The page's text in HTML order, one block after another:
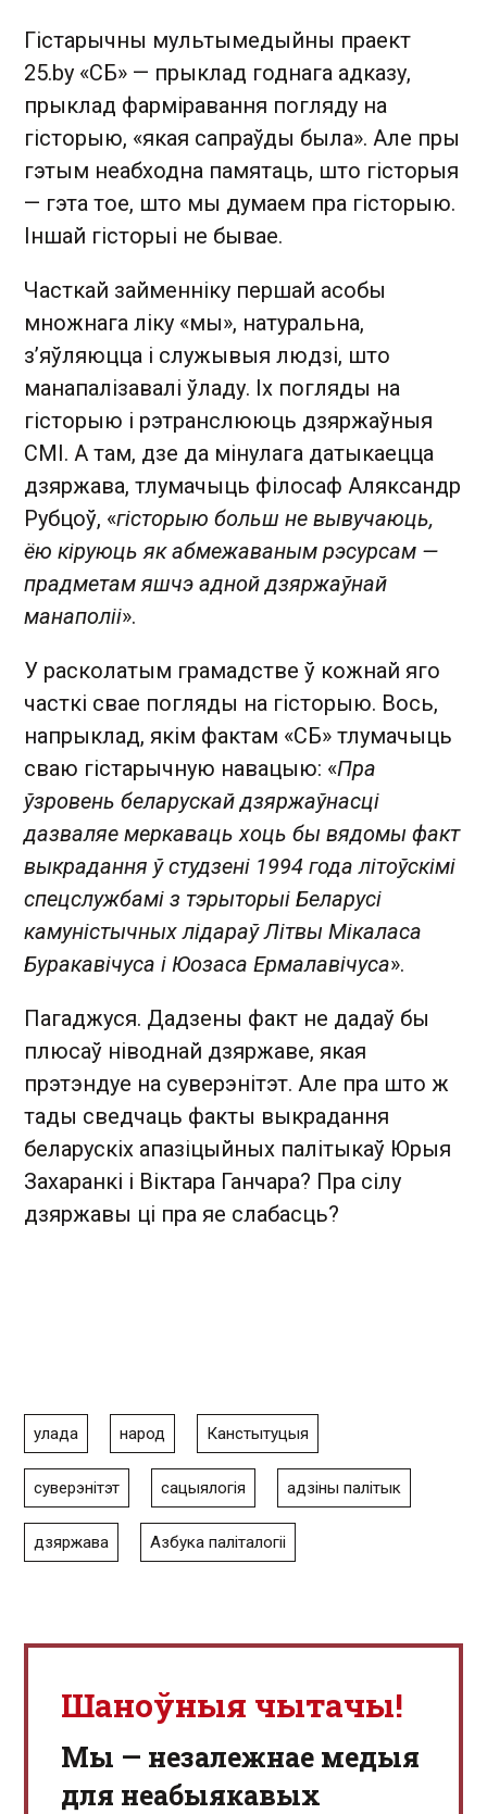
Гістарычны мультымедыйны праект
25.by «СБ» — прыклад годнага адказу,
прыклад фарміравання погляду на
гісторыю, «якая сапраўды была». Але пры
гэтым неабходна памятаць, што гісторыя
— гэта тое, што мы думаем пра гісторыю.
Іншай гісторыі не бывае.
Часткай займенніку першай асобы
множнага ліку «мы», натуральна,
з’яўляюцца і служывыя людзі, што
манапалізавалі ўладу. Іх погляды на
гісторыю і рэтранслююць дзяржаўныя
СМІ. А там, дзе да мінулага датыкаецца
дзяржава, тлумачыць філосаф Аляксандр
Рубцоў, «гісторыю больш не вывучаюць,
ёю кіруюць як абмежаваным рэсурсам —
прадметам яшчэ адной дзяржаўнай
манаполіі».
У расколатым грамадстве ў кожнай яго
часткі свае погляды на гісторыю. Вось,
напрыклад, якім фактам «СБ» тлумачыць
сваю гістарычную навацыю: «Пра
ўзровень беларускай дзяржаўнасці
дазваляе меркаваць хоць бы вядомы факт
выкрадання ў студзені 1994 года літоўскімі
спецслужбамі з тэрыторыі Беларусі
камуністычных лідараў Літвы Мікаласа
Буракавічуса і Юозаса Ермалавічуса».
Пагаджуся. Дадзены факт не дадаў бы
плюсаў ніводнай дзяржаве, якая
прэтэндуе на суверэнітэт. Але пра што ж
тады сведчаць факты выкрадання
беларускіх апазіцыйных палітыкаў Юрыя
Захаранкі і Віктара Ганчара? Пра сілу
дзяржавы ці пра яе слабасць?
улада народ Канстытуцыя
суверэнітэт сацыялогія адзіны палітык
дзяржава Азбука паліталогіі
Шаноўныя чытачы!
Мы — незалежнае медыя
для неабыякавых